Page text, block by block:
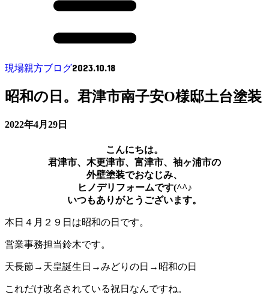
現場親方ブログ2023.10.18
昭和の日。君津市南子安O様邸土台塗装
2022年4月29日
こんにちは。
君津市、木更津市、富津市、袖ヶ浦市の
外壁塗装でおなじみ、
ヒノデリフォームです(^^♪
いつもありがとうございます。
本日４月２９日は昭和の日です。
営業事務担当鈴木です。
天長節→天皇誕生日→みどりの日→昭和の日
これだけ改名されている祝日なんですね。